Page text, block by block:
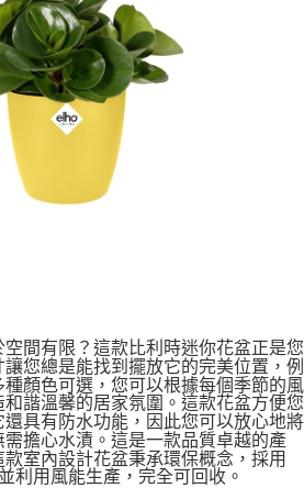
間有限？這款比利時迷你花盆正是您
您總是能找到擺放它的完美位置，例
顏色可選，您可以根據每個季節的風
諧溫馨的居家氛圍。這款花盆方便您
具有防水功能，因此您可以放心地將
擔心水漬。這是一款品質卓越的產
室內設計花盆秉承環保概念，採用
利用風能生產，完全可回收。